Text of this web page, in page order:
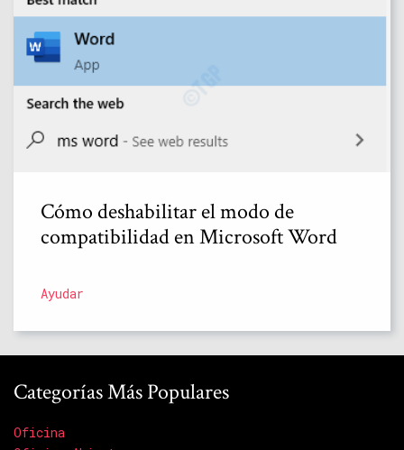
Cómo deshabilitar el modo de
compatibilidad en Microsoft Word
Ayudar
Categorías Más Populares
Oficina